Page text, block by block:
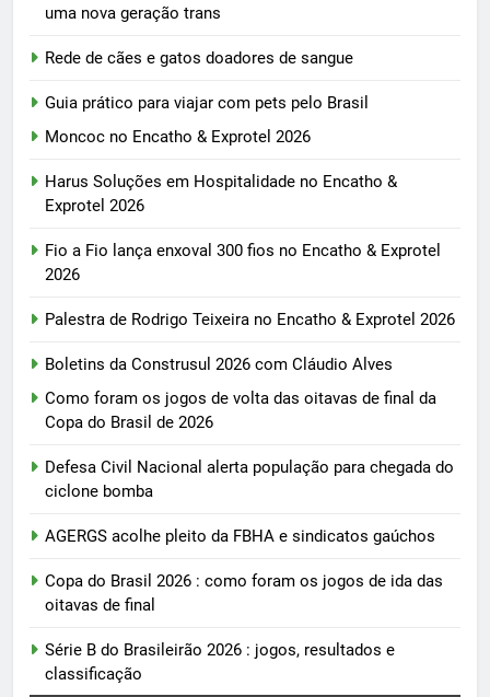
uma nova geração trans
Rede de cães e gatos doadores de sangue
Guia prático para viajar com pets pelo Brasil
Moncoc no Encatho & Exprotel 2026
Harus Soluções em Hospitalidade no Encatho &
Exprotel 2026
Fio a Fio lança enxoval 300 fios no Encatho & Exprotel
2026
Palestra de Rodrigo Teixeira no Encatho & Exprotel 2026
Boletins da Construsul 2026 com Cláudio Alves
Como foram os jogos de volta das oitavas de final da
Copa do Brasil de 2026
Defesa Civil Nacional alerta população para chegada do
ciclone bomba
AGERGS acolhe pleito da FBHA e sindicatos gaúchos
Copa do Brasil 2026 : como foram os jogos de ida das
oitavas de final
Série B do Brasileirão 2026 : jogos, resultados e
classificação